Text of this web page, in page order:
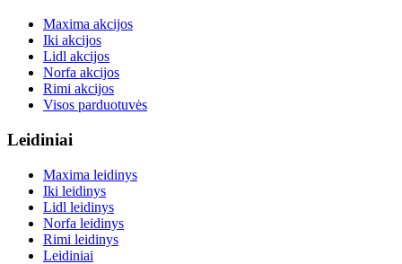
Maxima akcijos
Iki akcijos
Lidl akcijos
Norfa akcijos
Rimi akcijos
Visos parduotuvės
Leidiniai
Maxima leidinys
Iki leidinys
Lidl leidinys
Norfa leidinys
Rimi leidinys
Leidiniai